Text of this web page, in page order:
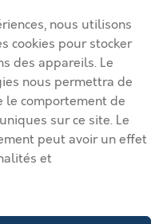
nous utilisons
cookies pour stocker
des appareils. Le
nous permettra de
comportement de
sur ce site. Le
peut avoir un effet
et
Tous droits réservés.
Béthune Bruay
d’implantation dans
Lys Romane
Béthune Bruay Artois Lys